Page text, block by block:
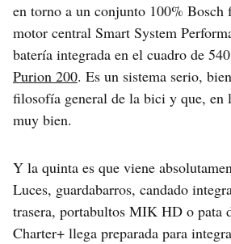
en torno a un conjunto 100% Bosch
motor central Smart System
batería integrada en el cuadro de
Purion 200. Es un sistema serio,
filosofía general de la bici y que, en
muy bien.
Y la quinta es que viene
Luces, guardabarros, candado
trasera, portabultos MIK HD o pata
Charter+ llega preparada para